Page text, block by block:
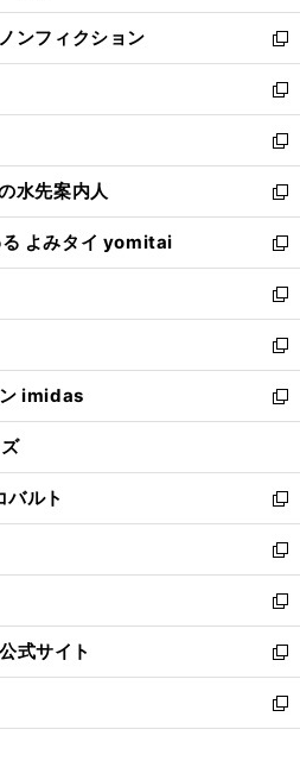
開
く
ウ
で
開
く
ン
ド
ウ
で
開
く
ウ
ィ
ン
ド
ウ
で
開
く
ンフィクション
新
し
い
ウ
ィ
ン
ド
ウ
で
開
く
新
し
い
ウ
ィ
ン
ド
ウ
で
開
く
新
し
い
ウ
ィ
ン
ド
ウ
で
開
く
水先案内人
新
し
い
ウ
ィ
ン
ド
ウ
で
開
よみタイ yomitai
新
し
い
ウ
ィ
ン
ド
ウ
開
く
新
し
い
ウ
ィ
ン
ウ
で
開
く
新
し
い
ウ
ン
ド
ウ
で
開
く
imidas
新
し
ウ
ィ
ン
ド
ウ
で
開
く
ルト
新
し
い
ウ
ィ
ン
ド
ウ
で
開
新
し
い
ウ
ィ
ン
ド
ウ
新
し
い
ウ
ィ
ン
式サイト
新
し
い
ウ
新
し